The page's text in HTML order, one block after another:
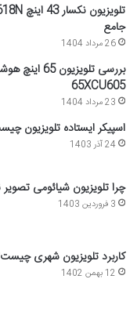
جامع
26 مرداد 1404
بررسی
65XCU605
23 مرداد 1404
اسپیکر ایستاده تلویزیون
24 آذر 1403
چرا تلویزیون شیائومی تصویر
3 فروردین 1403
کاربرد تلویزیون شهری
12 بهمن 1402